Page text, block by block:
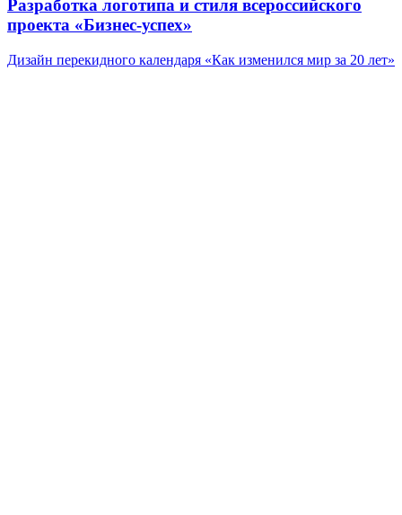
Разработка логотипа и стиля всероссийского
проекта «Бизнес-успех»
Дизайн перекидного календаря «Как изменился мир за 20 лет»